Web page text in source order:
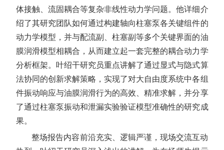
体接触、流固耦合等复杂非线性动力学问题。他详细介
绍了其研究团队如何通过构建轴向柱塞泵各关键组件的
动力学模型，并与配流副、柱塞副等多个关键界面的油
膜润滑模型相耦合，从而建立起一套完整的耦合动力学
分析框架。叶绍干研究员重点讲解了通过显式与隐式算
法协同的创新求解策略，实现了对大自由度系统中各组
件振动响应与油膜润滑行为的高效、精准求解，并分享
了通过柱塞泵振动和泄漏实验验证模型准确性的研究成
果。
整场报告内容前沿充实、逻辑严谨，现场交流互动